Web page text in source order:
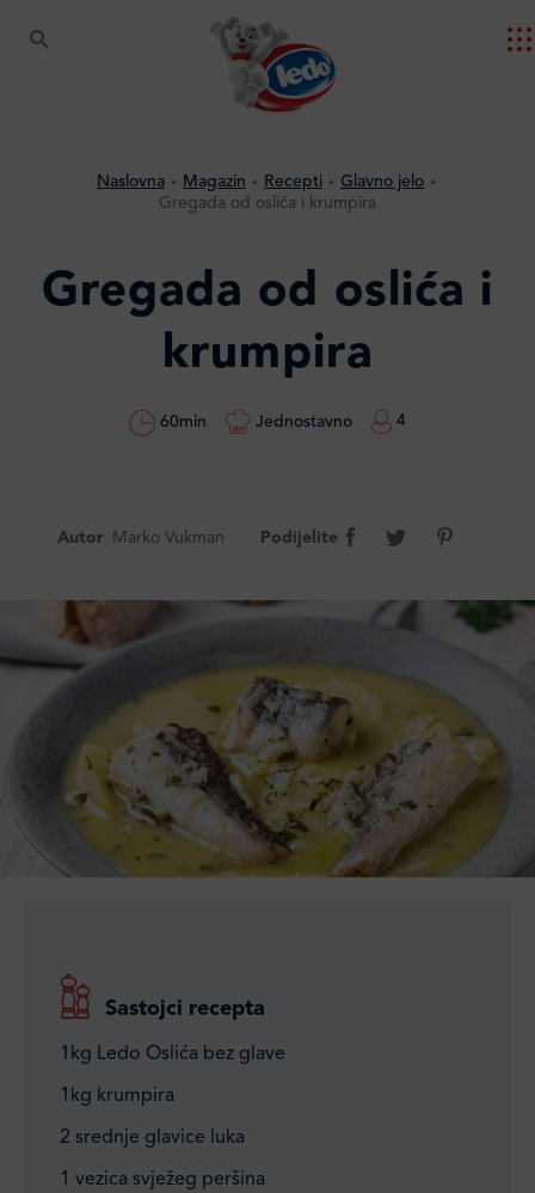
Naslovna Magazin Recepti
Glavno jelo
Gregada od oslića i krumpira
Gregada od oslića i
krumpira
60min Jednostavno 4
Autor Marko Vukman Podijelite
Sastojci recepta
1kg Ledo Oslića bez glave
1kg krumpira
2 srednje glavice luka
1 vezica svježeg peršina